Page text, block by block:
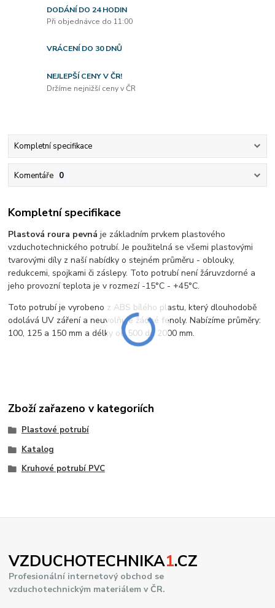
DODÁNÍ DO 24 HODIN
Při objednávce do 11:00
VRÁCENÍ DO 30 DNŮ
NEJLEPŠÍ CENY V ČR!
Držíme nejnižší ceny v ČR
Kompletní specifikace
Komentáře 0
Kompletní specifikace
Plastová roura pevnáje základním prvkem plastového
vzduchotechnického potrubí. Je použitelná se všemi plastovými
tvarovými díly z naší nabídky o stejném průměru - oblouky,
redukcemi, spojkami či záslepy. Toto potrubí není žáruvzdorné a
jeho provozní teplota je v rozmezí -15°C - +45°C.
Toto potrubí je vyrobeno z ABS bílého plastu, který dlouhodobě
odolává UV záření a neuvolňuje žádné fenoly. Nabízíme průměry:
100, 125 a 150 mm a délky od 500 do 2000 mm.
Zboží zařazeno v kategoriích
Plastové potrubí
Katalog
Kruhové potrubí PVC
VZDUCHOTECHNIKA1.CZ
Profesionální internetový obchod se
vzduchotechnickým materiálem v ČR.